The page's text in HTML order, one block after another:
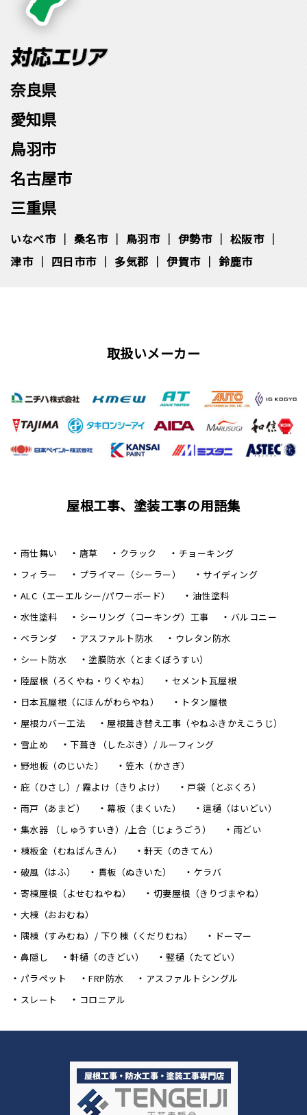
奈良県
愛知県
鳥羽市
名古屋市
三重県
いなべ市 桑名市 鳥羽市 伊勢市
松阪市
津市
四日市市 多気郡 伊賀市 鈴鹿市
取扱いメーカー
屋根工事、塗装工事の用語集
雨仕舞い 唐草 クラック
チョーキング
フィラー
プライマー（シーラー）
サイディング
ALC（エーエルシー/パワーボード）
油性塗料
水性塗料
シーリング（コーキング）工事
バルコニー
ベランダ
アスファルト防水
ウレタン防水
シート防水
塗膜防水（とまくぼうすい）
陸屋根（ろくやね・りくやね）
セメント瓦屋根
日本瓦屋根（にほんがわらやね）
トタン屋根
屋根カバー工法
屋根葺き替え工事（やねふきかえこうじ）
雪止め
下葺き（したぶき）/ ルーフィング
野地板（のじいた）
笠木（かさぎ）
庇（ひさし）/ 霧よけ（きりよけ）
戸袋（とぶくろ）
雨戸（あまど）
幕板（まくいた）
這樋（はいどい）
集水器 （しゅうすいき）/上合（じょうごう）
雨どい
棟板金（むねばんきん）
軒天（のきてん）
破風（はふ）
貫板（ぬきいた）
ケラバ
寄棟屋根（よせむねやね）
切妻屋根（きりづまやね）
大棟（おおむね）
隅棟（すみむね）/ 下り棟（くだりむね）
ドーマー
鼻隠し
軒樋（のきどい）
竪樋（たてどい）
パラペット
FRP防水
アスファルトシングル
スレート
コロニアル